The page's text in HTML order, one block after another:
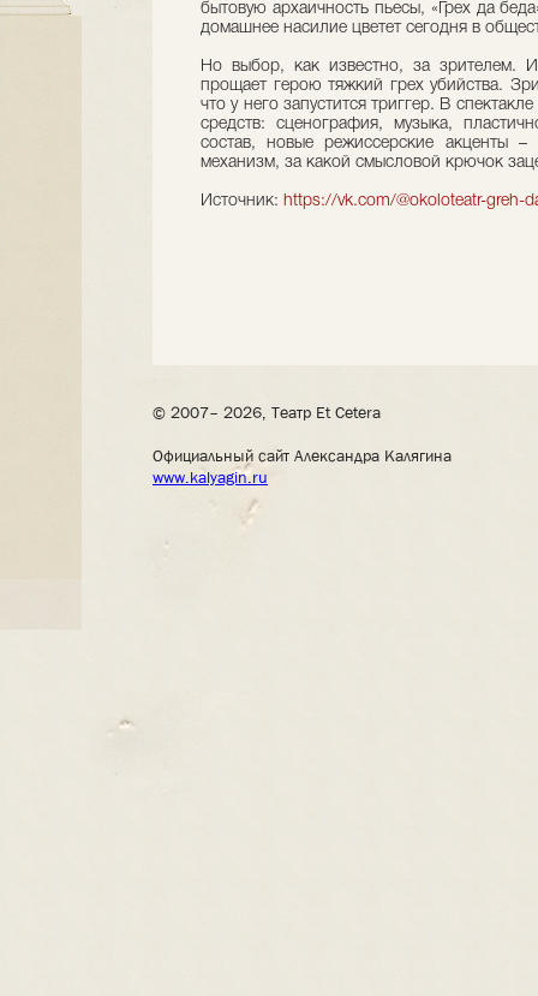
бытовую архаичность пьесы, «Грех да
домашнее насилие цветет сегодня в
Но выбор, как известно, за зрителем.
прощает герою тяжкий грех убийства.
что у него запустится триггер. В
средств: сценография, музыка,
состав, новые режиссерские акценты
механизм, за какой смысловой крючок
Источник: https://vk.com/@okoloteatr-greh-
© 2007– 2026, Театр Et Cetera
Официальный сайт Александра Калягина
www.kalyagin.ru